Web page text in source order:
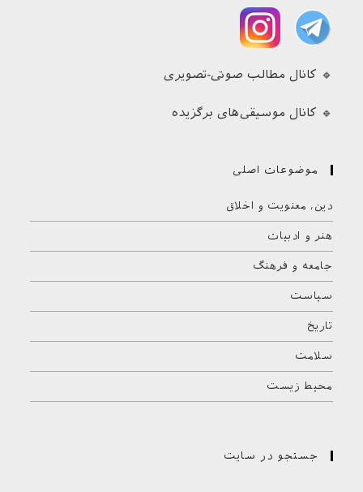
🔹 کانال مطالب صوتی-تصویری
🔹 کانال موسیقی‌های برگزیده
موضوعات اصلی
دین، معنویت و اخلاق
هنر و ادبیات
جامعه و فرهنگ
سیاست
تاریخ
سلامت
محیط زیست
جستجو در سایت